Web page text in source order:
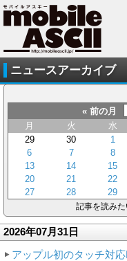
ニュースアーカイブ
« 前の月
月
火 水
29
30 1
6
7 8
13
14 15
20
21 22
27
28 29
記事を読み
2026年07月31日
アップル初のタッチ対